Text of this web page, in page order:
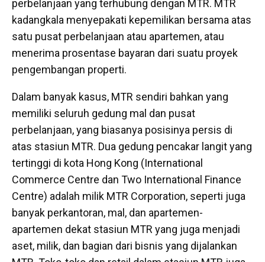
perbelanjaan yang terhubung dengan MTR. MTR
kadangkala menyepakati kepemilikan bersama atas
satu pusat perbelanjaan atau apartemen, atau
menerima prosentase bayaran dari suatu proyek
pengembangan properti.
Dalam banyak kasus, MTR sendiri bahkan yang
memiliki seluruh gedung mal dan pusat
perbelanjaan, yang biasanya posisinya persis di
atas stasiun MTR. Dua gedung pencakar langit yang
tertinggi di kota Hong Kong (International
Commerce Centre dan Two International Finance
Centre) adalah milik MTR Corporation, seperti juga
banyak perkantoran, mal, dan apartemen-
apartemen dekat stasiun MTR yang juga menjadi
aset, milik, dan bagian dari bisnis yang dijalankan